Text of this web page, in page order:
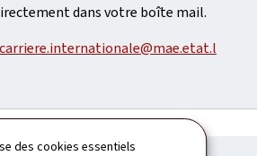
des cookies essentiels
dans votre boîte mail.
carriere.internationale@mae.etat.l